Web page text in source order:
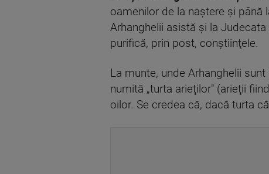
oamenilor de la naştere şi până
Arhanghelii asistă şi la
purifică, prin post, conştiinţele.
La munte, unde Arhanghelii
numită „turta arieţilor" (arieţii
oilor. Se credea că, dacă turta